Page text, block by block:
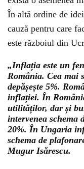
În altă ordine de
cauză pentru care
este războiul din
„Inflația este un
România. Cea mai
depășește 5%.
inflației. În
utilităților, dar și
intervenea schema
20%. În Ungaria
schema de
Mugur Isărescu.